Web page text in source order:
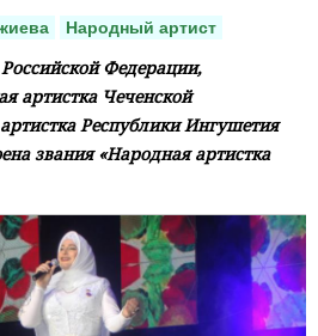
Народный артист
Федерации,
артистка Чеченской
Республики Ингушетия
звания «Народная артистка